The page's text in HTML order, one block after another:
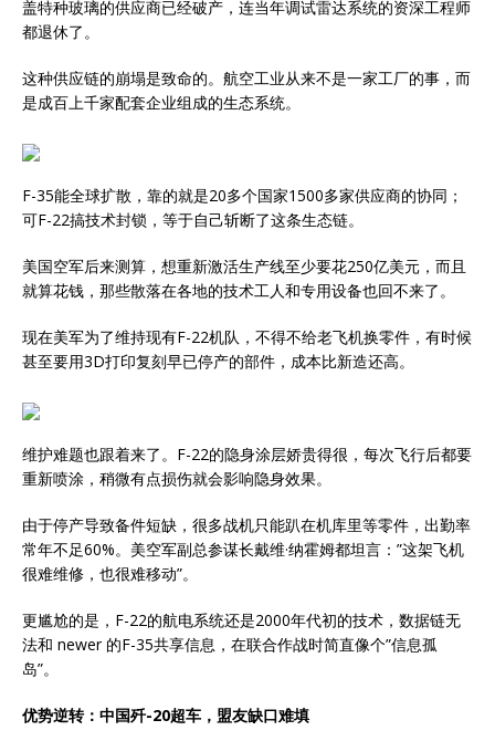
盖特种玻璃的供应商已经破产，连当年调试雷达系统的资深工程师
都退休了。
这种供应链的崩塌是致命的。航空工业从来不是一家工厂的事，而
是成百上千家配套企业组成的生态系统。
F-35能全球扩散，靠的就是20多个国家1500多家供应商的协同；
可F-22搞技术封锁，等于自己斩断了这条生态链。
美国空军后来测算，想重新激活生产线至少要花250亿美元，而且
就算花钱，那些散落在各地的技术工人和专用设备也回不来了。
现在美军为了维持现有F-22机队，不得不给老飞机换零件，有时候
甚至要用3D打印复刻早已停产的部件，成本比新造还高。
维护难题也跟着来了。F-22的隐身涂层娇贵得很，每次飞行后都要
重新喷涂，稍微有点损伤就会影响隐身效果。
由于停产导致备件短缺，很多战机只能趴在机库里等零件，出勤率
常年不足60%。美空军副总参谋长戴维·纳霍姆都坦言：”这架飞机
很难维修，也很难移动”。
更尴尬的是，F-22的航电系统还是2000年代初的技术，数据链无
法和 newer 的F-35共享信息，在联合作战时简直像个”信息孤
岛”。
优势逆转：中国歼-20超车，盟友缺口难填